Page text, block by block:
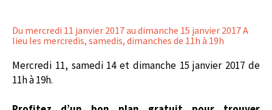
Du mercredi 11 janvier 2017au dimanche 15 janvier 2017 A
lieu les mercredis, samedis, dimanches de 11h à 19h
Mercredi 11, samedi 14 et dimanche 15 janvier 2017 de
11h à 19h.